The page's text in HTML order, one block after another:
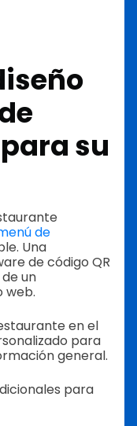
su
de
Una
de código QR
un
web.
en el
para
general.
para